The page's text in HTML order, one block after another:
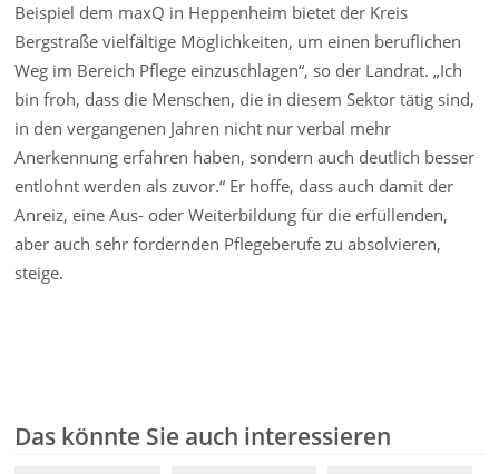
Beispiel dem maxQ in Heppenheim bietet der Kreis
Bergstraße vielfältige Möglichkeiten, um einen beruflichen
Weg im Bereich Pflege einzuschlagen“, so der Landrat. „Ich
bin froh, dass die Menschen, die in diesem Sektor tätig sind,
in den vergangenen Jahren nicht nur verbal mehr
Anerkennung erfahren haben, sondern auch deutlich besser
entlohnt werden als zuvor.“ Er hoffe, dass auch damit der
Anreiz, eine Aus- oder Weiterbildung für die erfüllenden,
aber auch sehr fordernden Pflegeberufe zu absolvieren,
steige.
Das könnte Sie auch interessieren